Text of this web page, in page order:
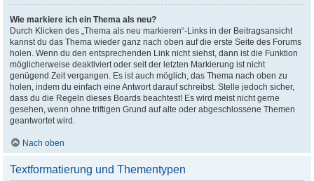
Wie markiere ich ein Thema als neu?
Durch Klicken des „Thema als neu markieren“-Links in der Beitragsansicht
kannst du das Thema wieder ganz nach oben auf die erste Seite des Forums
holen. Wenn du den entsprechenden Link nicht siehst, dann ist die Funktion
möglicherweise deaktiviert oder seit der letzten Markierung ist nicht
genügend Zeit vergangen. Es ist auch möglich, das Thema nach oben zu
holen, indem du einfach eine Antwort darauf schreibst. Stelle jedoch sicher,
dass du die Regeln dieses Boards beachtest! Es wird meist nicht gerne
gesehen, wenn ohne triftigen Grund auf alte oder abgeschlossene Themen
geantwortet wird.
Nach oben
Textformatierung und Thementypen